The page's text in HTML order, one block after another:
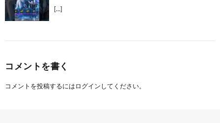
[…]
コメントを書く
コメントを投稿するには ログイン してください。